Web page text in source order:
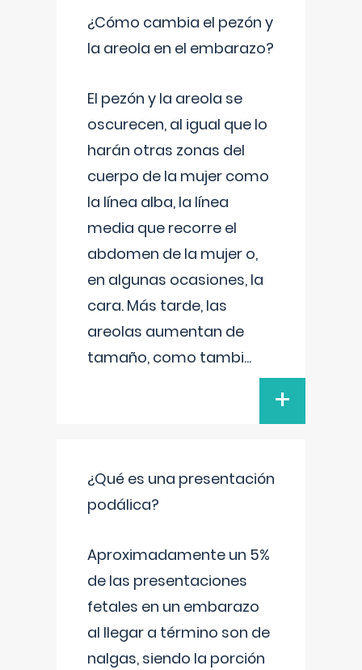
¿Cómo cambia el pezón y
la areola en el embarazo?
El pezón y la areola se
oscurecen, al igual que lo
harán otras zonas del
cuerpo de la mujer como
la línea alba, la línea
media que recorre el
abdomen de la mujer o,
en algunas ocasiones, la
cara. Más tarde, las
areolas aumentan de
tamaño, como tambi...
+
¿Qué es una presentación
podálica?
Aproximadamente un 5%
de las presentaciones
fetales en un embarazo
al llegar a término son de
nalgas, siendo la porción